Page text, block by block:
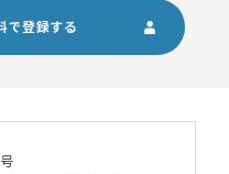
で登録する